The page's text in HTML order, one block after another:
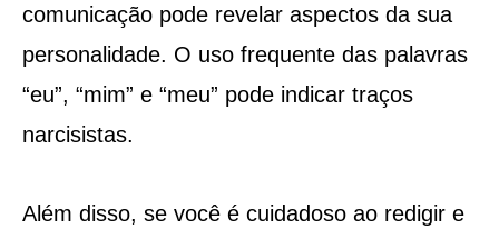
comunicação pode revelar aspectos da sua
personalidade. O uso frequente das palavras
“eu”, “mim” e “meu” pode indicar traços
narcisistas.
Além disso, se você é cuidadoso ao redigir e